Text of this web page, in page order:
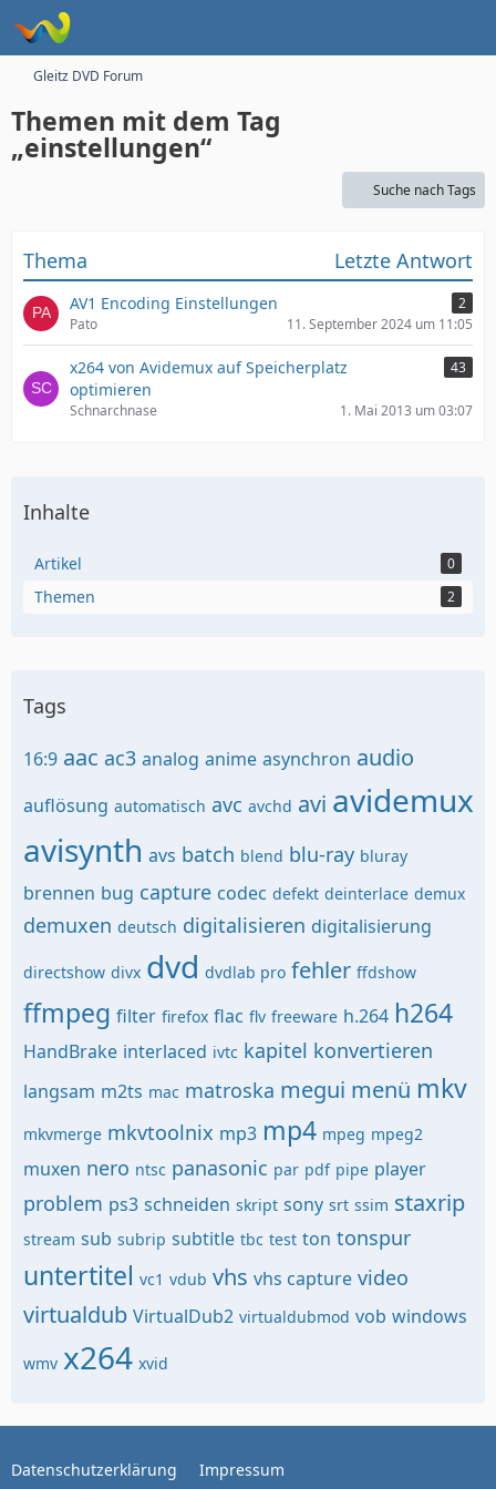
Gleitz DVD Forum
Themen mit dem Tag
„einstellungen“
Suche nach Tags
Thema Letzte Antwort
AV1 Encoding Einstellungen
2
Pato
11. September 2024 um 11:05
x264 von Avidemux auf Speicherplatz
optimieren
43
Schnarchnase 1. Mai 2013 um 03:07
Inhalte
Artikel 0
Themen 2
Tags
16:9 aac ac3 analog anime asynchron audio
auflösung automatisch avc avchd avi avidemux
avisynth avs batch blend blu-ray bluray
brennen bug capture codec defekt deinterlace demux
demuxen deutsch digitalisieren digitalisierung
directshow divx dvd dvdlab pro fehler ffdshow
ffmpeg filter firefox flac flv freeware h.264 h264
HandBrake interlaced ivtc kapitel konvertieren
langsam m2ts mac matroska megui menü mkv
mkvmerge mkvtoolnix mp3 mp4 mpeg mpeg2
muxen nero ntsc panasonic par pdf pipe player
problem ps3 schneiden skript sony srt ssim staxrip
stream sub subrip subtitle tbc test ton tonspur
untertitel vc1 vdub vhs vhs capture video
virtualdub VirtualDub2 virtualdubmod vob windows
wmv x264 xvid
Datenschutzerklärung Impressum